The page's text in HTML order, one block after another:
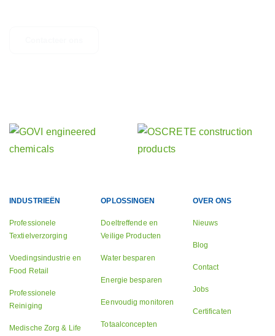
INDUSTRIEËN
Professionele
Textielverzorging
Voedingsindustrie en
Food Retail
Professionele
Reiniging
Medische Zorg & Life
OPLOSSINGEN
Doeltreffende en
Veilige Producten
Water besparen
Energie besparen
Eenvoudig monitoren
Totaalconcepten
OVER ONS
Nieuws
Blog
Contact
Jobs
Certificaten